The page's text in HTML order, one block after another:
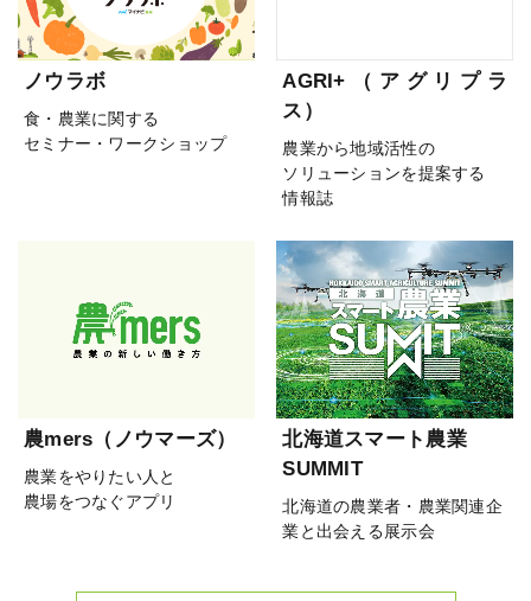
ノウラボ
食・農業に関する
セミナー・ワークショップ
AGRI+（アグリプラ
ス）
農業から地域活性の
ソリューションを提案する
情報誌
農mers（ノウマーズ）
農業をやりたい人と
農場をつなぐアプリ
北海道スマート農業
SUMMIT
北海道の農業者・農業関連企
業と出会える展示会